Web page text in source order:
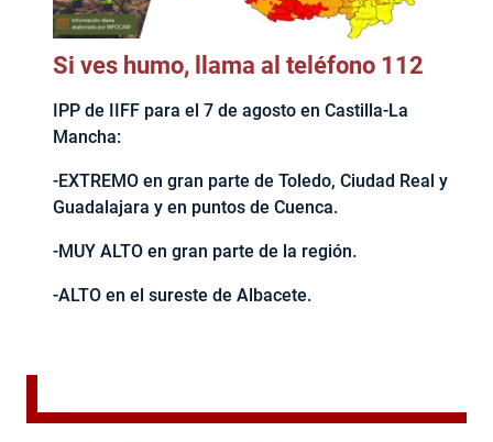
Si ves humo, llama al teléfono 112
IPP de IIFF para el 7 de agosto en Castilla-La
Mancha:
-EXTREMO en gran parte de Toledo, Ciudad Real y
Guadalajara y en puntos de Cuenca.
-MUY ALTO en gran parte de la región.
-ALTO en el sureste de Albacete.